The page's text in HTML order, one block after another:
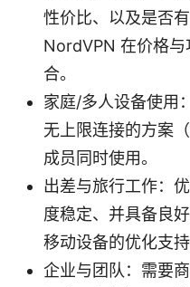
性价比、以及是否
NordVPN 在价格与
合。
家庭/多人设备使用
无上限连接的方案
成员同时使用。
出差与旅行工作：
度稳定、并具备良
移动设备的优化支持
企业与团队：需要